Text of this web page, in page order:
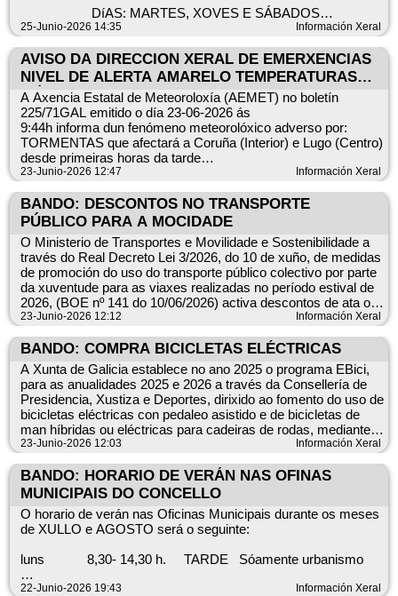
requisitos establecidos no número 3.
3. Para o desenvolvemento dos devanditos traballos e
seguintes medios persoais e materiais de extinción:
a) Medios persoais: unha persoa en funcións de auxiliar, cuxa
función será a detección temperá de posibles conatos de
incendio e a notificación inmediata aos servizos de
emerxencia a través das liñas telefónicas 085 ou 112 ou da
aplicación móbil Alume.
b) Medios materiais: un vehículo equipado cun depósito de
auga cunha capacidade mínima de 400 litros, dous batelumes,
un extintor de escuma con base de auga dunha capacidade
non inferior a 6 quilogramos e unha mochila extintora cunha
capacidade mínima de 15 litros.
En todo caso, o cumprimento destas medidas preventivas e
das condicións establecidas pola normativa vixente non exime
das responsabilidades que poidan derivar da provocación dun
incendio forestal.
DíAS: MARTES, XOVES E SÁBADOS
10,00 a 14,00 h.
Tarde
16,00 a 18,30 h. ...Inverno
18,00 a 20,30 h. ...Verán (xuño-setembro)
Sábados
09,00 a 14,00 h.
25-Junio-2026 14:35 Información Xeral
AVISO DA DIRECCION XERAL DE EMERXENCIAS
NIVEL DE ALERTA AMARELO TEMPERATURAS
MÁXIMAS E TORMENTAS
A Axencia Estatal de Meteoroloxía (AEMET) no boletín
225/71GAL emitido o día 23-06-2026 ás
9:44h informa dun fenómeno meteorolóxico adverso por:
TORMENTAS que afectará a Coruña (Interior) e Lugo (Centro)
desde primeiras horas da tarde
de hoxe e que se prolongará ata primeiras horas de maña
O aviso de nivel amarelo por tormentas indica que na zona de
aviso afectada se preveen
superior,
TEMPERATURAS MÁXIMAS que afectará a Coruña (Interior),
Lugo (Montaña, Centro),
Ourense (Sur, Montaña, Valdeorras), Pontevedra (Interior)
desde o mediodía ata primeiras
horas da noite.
23-Junio-2026 12:47 Información Xeral
BANDO: DESCONTOS NO TRANSPORTE
PÚBLICO PARA A MOCIDADE
O Ministerio de Transportes e Movilidade e Sostenibilidade a
través do Real Decreto Lei 3/2026, do 10 de xuño, de medidas
de promoción do uso do transporte público colectivo por parte
da xuventude para as viaxes realizadas no período estival de
2026, (BOE nº 141 do 10/06/2026) activa descontos de ata o
90% para facilitar a xuventude de entre 18 a 30 anos a viaxar
Europa.
Obxecto: O obxectivo é promover entre a mocidade o uso dun
medio de transporte máis seguro, fiable, cómodo, económico
e sostible que o vehículo particular para as viaxes estivais de
lecer e fortalecer as relacións persoais e o sentimento
europeo.
Persoas beneficiarias e descontos As persoas con
nacionalidade española ou con residencia legal en España,
nadas entre o 1 de xaneiro de 1996 e 31 de decembro de
2008, poderán beneficiarse das rebaixas dos billetes sinxelos
ou de ida e volta de autobús e tren para viaxar entre o 1 de
xullo e o 30 de setembro de 2026:
-Desconto do 90% para servizos de autobús regular de
-Desconto do 90% nos servizos de media distancia
convencional e en rede de ancho métrico.
-Desconto de 50% nos títulos sinxelos de Avant.
23-Junio-2026 12:12 Información Xeral
BANDO: COMPRA BICICLETAS ELÉCTRICAS
A Xunta de Galicia establece no ano 2025 o programa EBici,
para as anualidades 2025 e 2026 a través da Consellería de
Presidencia, Xustiza e Deportes, dirixido ao fomento do uso de
bicicletas eléctricas con pedaleo asistido e de bicicletas de
man híbridas ou eléctricas para cadeiras de rodas, mediante
unha liña de subvencións para a súa adquisición.
FINANCIAMENTO
aos orzamentos da Dirección Xeral de Mobilidade para os
exercicios 2025 e 2026, e imputaranse á aplicación
– 2025: 1.000.000 €.
23-Junio-2026 12:03 Información Xeral
BANDO: HORARIO DE VERÁN NAS OFINAS
MUNICIPAIS DO CONCELLO
O horario de verán nas Oficinas Municipais durante os meses
de XULLO e AGOSTO será o seguinte:
luns 8,30- 14,30 h. TARDE Sóamente urbanismo
martes 8,30- 14,30 h.
22-Junio-2026 19:43 Información Xeral